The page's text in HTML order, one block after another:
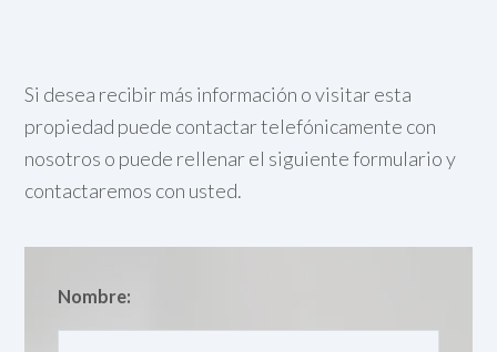
Si desea recibir más información o visitar esta
propiedad puede contactar telefónicamente con
nosotros o puede rellenar el siguiente formulario y
contactaremos con usted.
Nombre: